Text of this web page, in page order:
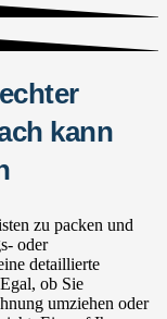
kann
zu packen und
oder
detaillierte
ob Sie
umziehen oder